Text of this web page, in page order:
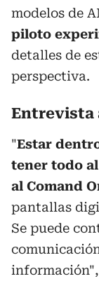
modelos de
piloto
detalles de
perspectiva.
Entrevista
"Estar
tener todo
al Comand
pantallas
Se puede